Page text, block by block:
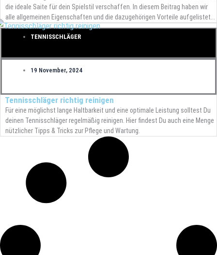
die ideale Saite für dein Spielstil verschaffen. In diesem Beitrag haben wir
alle allgemeinen Eigenschaften und die dazugehörigen Vorteile aufgelistet...
TENNISSCHLÄGER
19 November, 2024
Tennisschläger richtig reinigen
Für eine möglichst lange Haltbarkeit und eine optimale Leistung solltest Du
deinen Tennisschläger regelmäßig reinigen. Hier findest Du auch eine Menge
nützlicher Tipps & Tricks zur Pflege und Wartung.